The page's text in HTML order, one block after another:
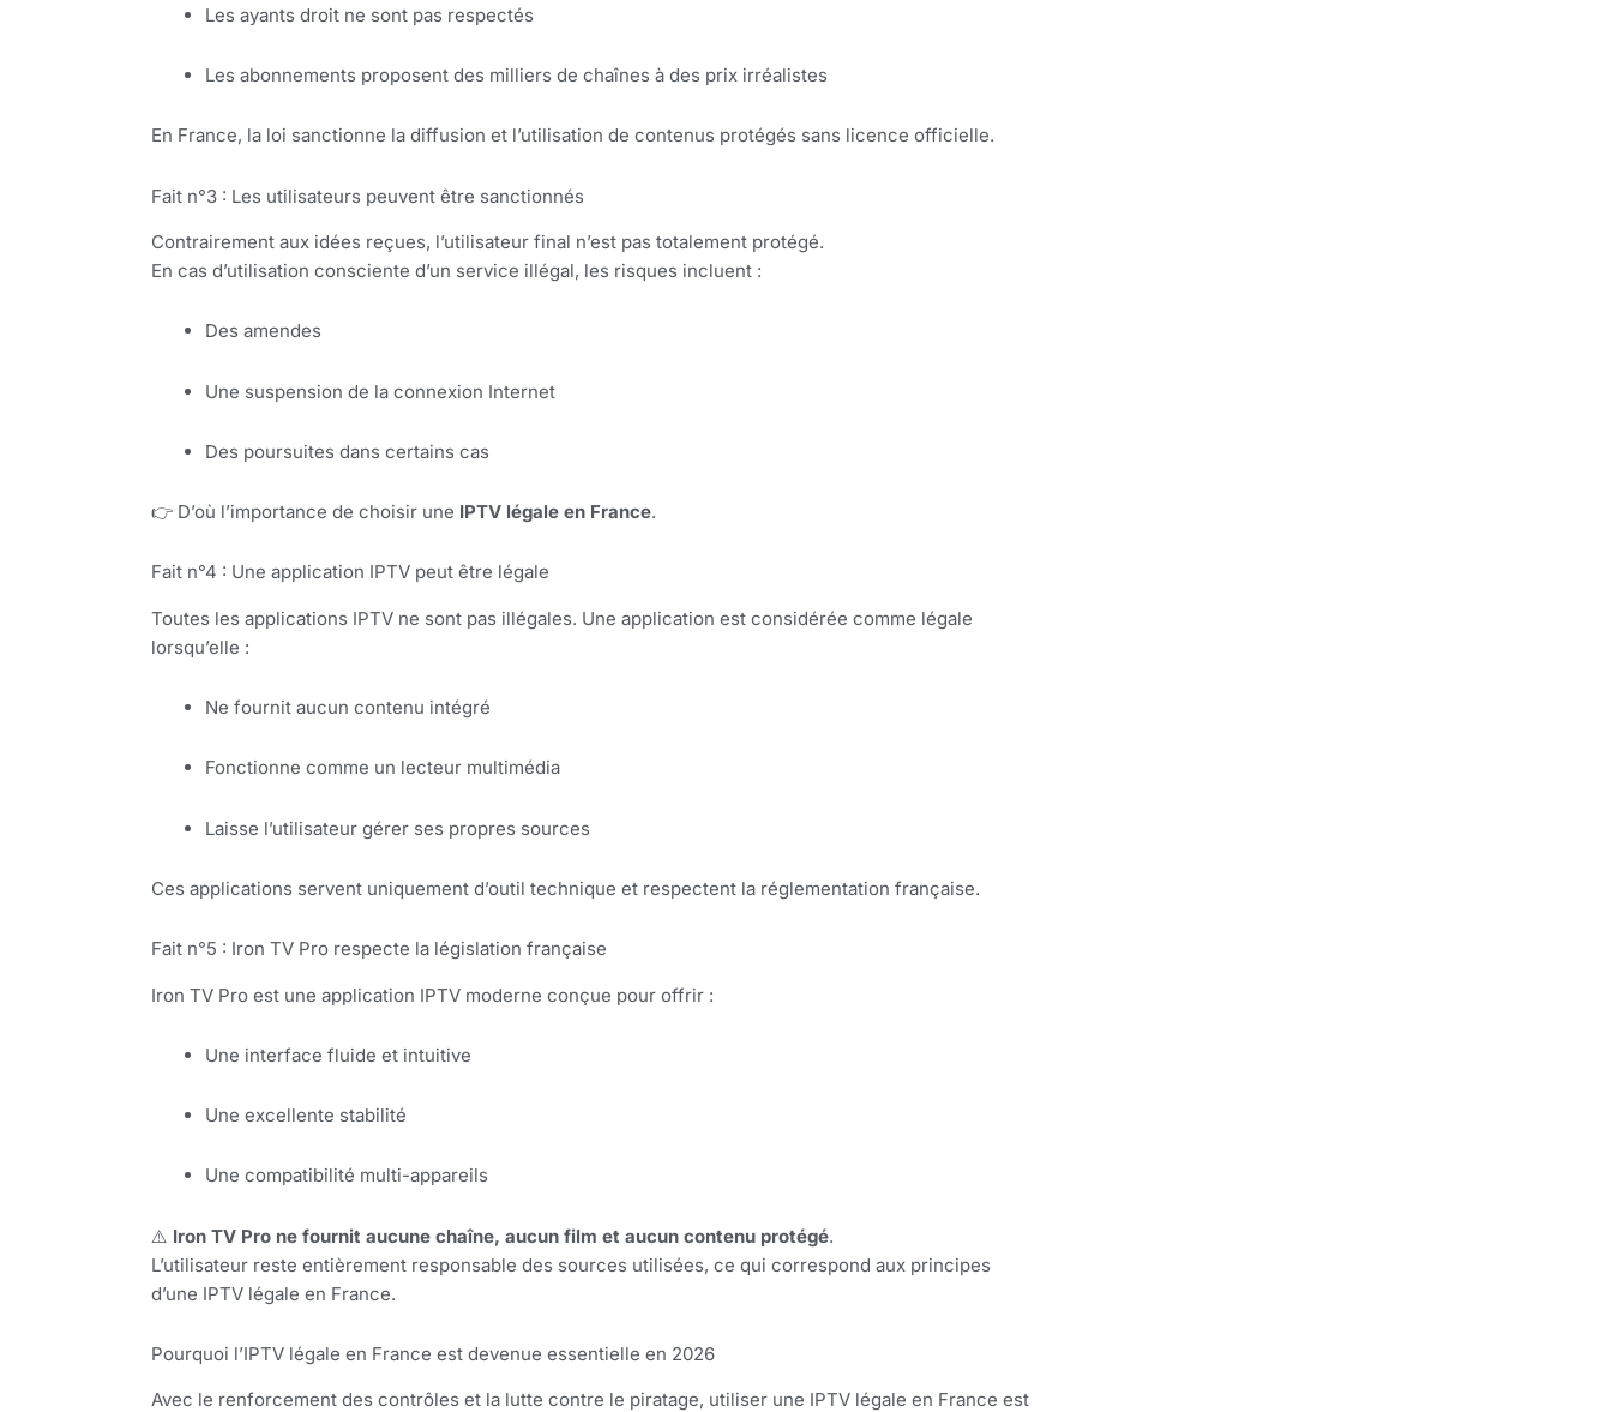
Les ayants droit ne sont pas respectés
Les abonnements proposent des milliers de chaînes à des prix irréalistes
En France, la loi sanctionne la diffusion et l’utilisation de contenus protégés sans licence officielle.
Fait n°3 : Les utilisateurs peuvent être sanctionnés
Contrairement aux idées reçues, l’utilisateur final n’est pas totalement protégé.
En cas d’utilisation consciente d’un service illégal, les risques incluent :
Des amendes
Une suspension de la connexion Internet
Des poursuites dans certains cas
👉 D’où l’importance de choisir une IPTV légale en France.
Fait n°4 : Une application IPTV peut être légale
Toutes les applications IPTV ne sont pas illégales. Une application est considérée comme légale
lorsqu’elle :
Ne fournit aucun contenu intégré
Fonctionne comme un lecteur multimédia
Laisse l’utilisateur gérer ses propres sources
Ces applications servent uniquement d’outil technique et respectent la réglementation française.
Fait n°5 : Iron TV Pro respecte la législation française
Iron TV Pro est une application IPTV moderne conçue pour offrir :
Une interface fluide et intuitive
Une excellente stabilité
Une compatibilité multi-appareils
⚠️ Iron TV Pro ne fournit aucune chaîne, aucun film et aucun contenu protégé.
L’utilisateur reste entièrement responsable des sources utilisées, ce qui correspond aux principes
d’une IPTV légale en France.
Pourquoi l’IPTV légale en France est devenue essentielle en 2026
Avec le renforcement des contrôles et la lutte contre le piratage, utiliser une IPTV légale en France est